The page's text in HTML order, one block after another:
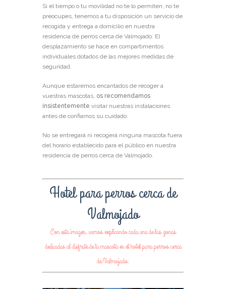
Si el tiempo o tu movilidad no te lo permiten, no te
preocupes, tenemos a tu disposición un servicio de
recogida y entrega a domicilio en nuestra
residencia de perros cerca de Valmojado. El
desplazamiento se hace en compartimentos
individuales dotados de las mejores medidas de
seguridad.
Aunque estaremos encantados de recoger a
vuestras mascotas, os recomendamos
insistentemente visitar nuestras instalaciones
antes de confiarnos su cuidado.
No se entregará ni recogerá ninguna mascota fuera
del horario establecido para el público en nuestra
residencia de perros cerca de Valmojado.
Hotel para perros cerca de
Valmojado
Con esta imagen, vamos explicando cada una de las zonas
dedicadas al disfrute de tu mascota en el hotel para perros cerca
de Valmojado: